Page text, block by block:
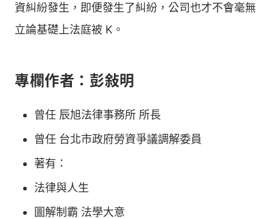
資糾紛發生，即便發生了糾紛，公司也才不會毫無
立論基礎上法庭被 K。
專欄作者：彭敍明
曾任 辰旭法律事務所 所長
曾任 台北市政府勞資爭議調解委員
著有：
法律與人生
圖解制霸 法學大意